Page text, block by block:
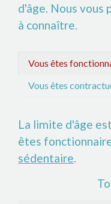
d'âge. Nous vous
à connaître.
Vous êtes
Vous êtes
La limite d'âge
êtes
sédentaire.